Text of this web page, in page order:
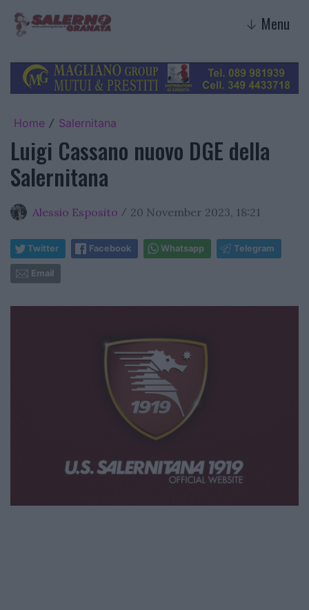
↓ Menu
Home / Salernitana
Luigi Cassano nuovo DGE della
Salernitana
Alessio Esposito / 20 November 2023, 18:21
Twitter Facebook Whatsapp Telegram
Email